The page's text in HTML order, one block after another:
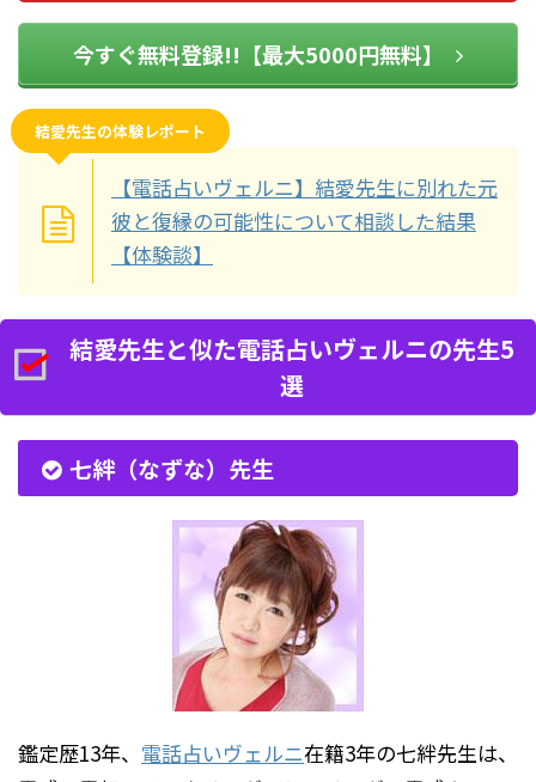
今すぐ無料登録!!【最大5000円無料】
結愛先生の体験レポート
【電話占いヴェルニ】結愛先生に別れた元
彼と復縁の可能性について相談した結果
【体験談】
結愛先生と似た電話占いヴェルニの先生5
選
七絆（なずな）先生
鑑定歴13年、 電話占いヴェルニ在籍3年の七絆先生は、